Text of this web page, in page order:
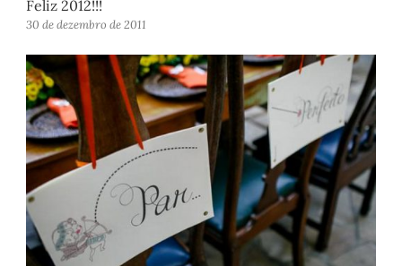
Feliz 2012!!!
30 de dezembro de 2011